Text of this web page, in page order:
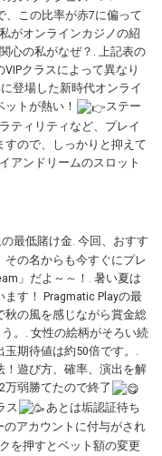
、この比率が赤7に偏って
がオンラインカジノの紹
心の私がなぜ？. 上記表の
クラスによって異なり
登場した新時代オンライ
トが熱い！
ステー
ティリティなど、プレイ
ので、しっかりと抑えて
アンドリームのスロット
最低賭け金. 今回、おすす
の名からも今すぐにプレ
」だよ～～！. 暑い夏は
す！ Pragmatic Playの最
秋の風を感じながら賞金総
。. 女性の絵柄がそろい続
期待値は約50倍です。.
！遊び方、確率、演出を解
万弱勝てたので終了
ス
あとは垢認証待ち
のアカウントに付与がされ
を押すとベット額の変更